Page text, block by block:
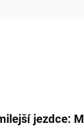
jezdce: